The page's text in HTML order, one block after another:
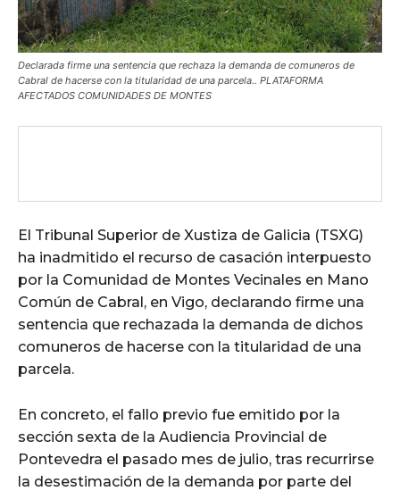
Declarada firme una sentencia que rechaza la demanda de comuneros de
Cabral de hacerse con la titularidad de una parcela.. PLATAFORMA
AFECTADOS COMUNIDADES DE MONTES
El Tribunal Superior de Xustiza de Galicia (TSXG)
ha inadmitido el recurso de casación interpuesto
por la Comunidad de Montes Vecinales en Mano
Común de Cabral, en Vigo, declarando firme una
sentencia que rechazada la demanda de dichos
comuneros de hacerse con la titularidad de una
parcela.
En concreto, el fallo previo fue emitido por la
sección sexta de la Audiencia Provincial de
Pontevedra el pasado mes de julio, tras recurrirse
la desestimación de la demanda por parte del